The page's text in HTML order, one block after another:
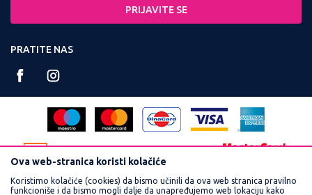
160-359251-90
PIB:
102748300
Matični broj:
17462989
Povraćaj sredstava
Zamena veličine i zamena artikla za drugi
PRIJAVITE SE
PRATITE NAS
Ova web-stranica koristi kolačiće
Koristimo kolačiće (cookies) da bismo učinili da ova web stranica pravilno
funkcioniše i da bismo mogli dalje da unapređujemo web lokaciju kako